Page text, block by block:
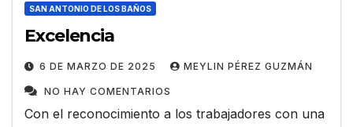
SAN ANTONIO DE LOS BAÑOS
Excelencia
6 DE MARZO DE 2025 MEYLIN PÉREZ GUZMÁN
NO HAY COMENTARIOS
Con el reconocimiento a los trabajadores con una